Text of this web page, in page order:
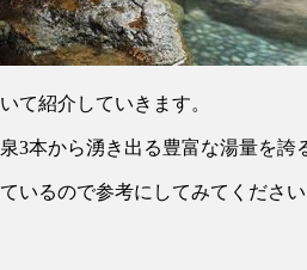
て紹介していきます。
3本から湧き出る豊富な湯量を
いるので参考にしてみてください